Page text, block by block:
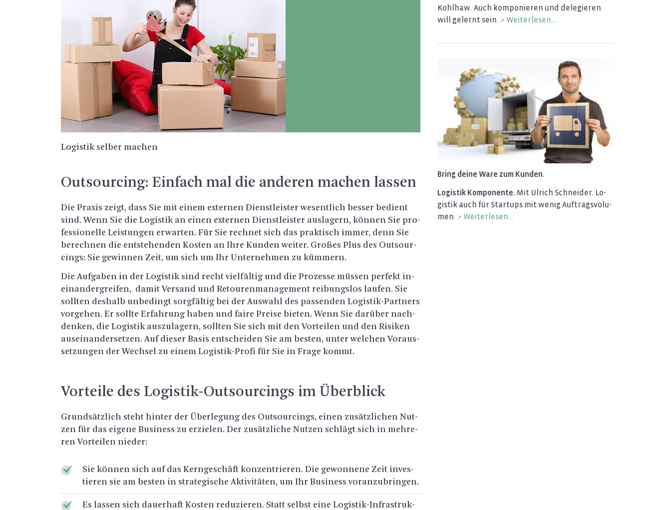
Lo­gis­tik sel­ber ma­chen
Out­sour­cing: Ein­fach mal die an­de­ren ma­chen las­sen
Die Pra­xis zeigt, dass Sie mit einem ex­ter­nen Dienst­leis­ter we­sent­lich bes­ser be­dient
sind. Wenn Sie die Lo­gis­tik an einen ex­ter­nen Dienst­leis­ter aus­la­gern, kön­nen Sie pro­
fes­sio­nel­le Leis­tun­gen er­war­ten. Für Sie rech­net sich das prak­tisch immer, denn Sie
be­rech­nen die ent­ste­hen­den Kos­ten an Ihre Kun­den wei­ter. Gro­ßes Plus des Out­sour­
cings: Sie ge­win­nen Zeit, um sich um Ihr Un­ter­neh­men zu küm­mern.
Die Auf­ga­ben in der Lo­gis­tik sind recht viel­fäl­tig und die Pro­zes­se müs­sen per­fekt in­
ein­an­der­grei­fen, damit Ver­sand und Re­tou­ren­ma­nage­ment rei­bungs­los lau­fen. Sie
soll­ten des­halb un­be­dingt sorg­fäl­tig bei der Aus­wahl des pas­sen­den Lo­gis­tik-Part­ners
vor­ge­hen. Er soll­te Er­fah­rung haben und faire Prei­se bie­ten. Wenn Sie dar­über nach­
den­ken, die Lo­gis­tik aus­zu­la­gern, soll­ten Sie sich mit den Vor­tei­len und den Ri­si­ken
aus­ein­an­der­set­zen. Auf die­ser Basis ent­schei­den Sie am bes­ten, unter wel­chen Vor­aus­
set­zun­gen der Wech­sel zu einem Lo­gis­tik-Pro­fi für Sie in Frage kommt.
Vor­tei­le des Lo­gis­tik-Out­sour­cings im Über­blick
Grund­sätz­lich steht hin­ter der Über­le­gung des Out­sour­cings, einen zu­sätz­li­chen Nut­
zen für das ei­ge­ne Busi­ness zu er­zie­len. Der zu­sätz­li­che Nut­zen schlägt sich in meh­re­
ren Vor­tei­len nie­der:
Sie kön­nen sich auf das Kern­ge­schäft kon­zen­trie­ren. Die ge­won­ne­ne Zeit in­ves­
tie­ren sie am bes­ten in stra­te­gi­sche Ak­ti­vi­tä­ten, um Ihr Busi­ness vor­an­zu­brin­gen.
Es las­sen sich dau­er­haft Kos­ten re­du­zie­ren. Statt selbst eine Lo­gis­tik-In­fra­struk­
Kohl­haw. Auch kom­po­nie­ren und de­le­gie­ren
will ge­lernt sein.
Wei­ter­le­sen...
Bring deine Ware zum Kun­den.
Lo­gis­tik Kom­po­nen­te. Mit Ul­rich Schnei­der. Lo­
gis­tik auch für Star­tups mit wenig Auf­trags­vo­lu­
men.
Wei­ter­le­sen...